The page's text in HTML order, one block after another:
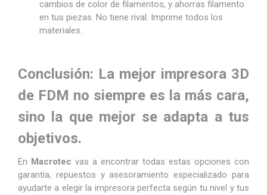
cambios de color de filamentos, y ahorras filamento
en tus piezas. No tiene rival. Imprime todos los
materiales.
Conclusión: La mejor impresora 3D
de FDM no siempre es la más cara,
sino la que mejor se adapta a tus
objetivos.
En Macrotec vas a encontrar todas estas opciones con
garantía, repuestos y asesoramiento especializado para
ayudarte a elegir la impresora perfecta según tu nivel y tus